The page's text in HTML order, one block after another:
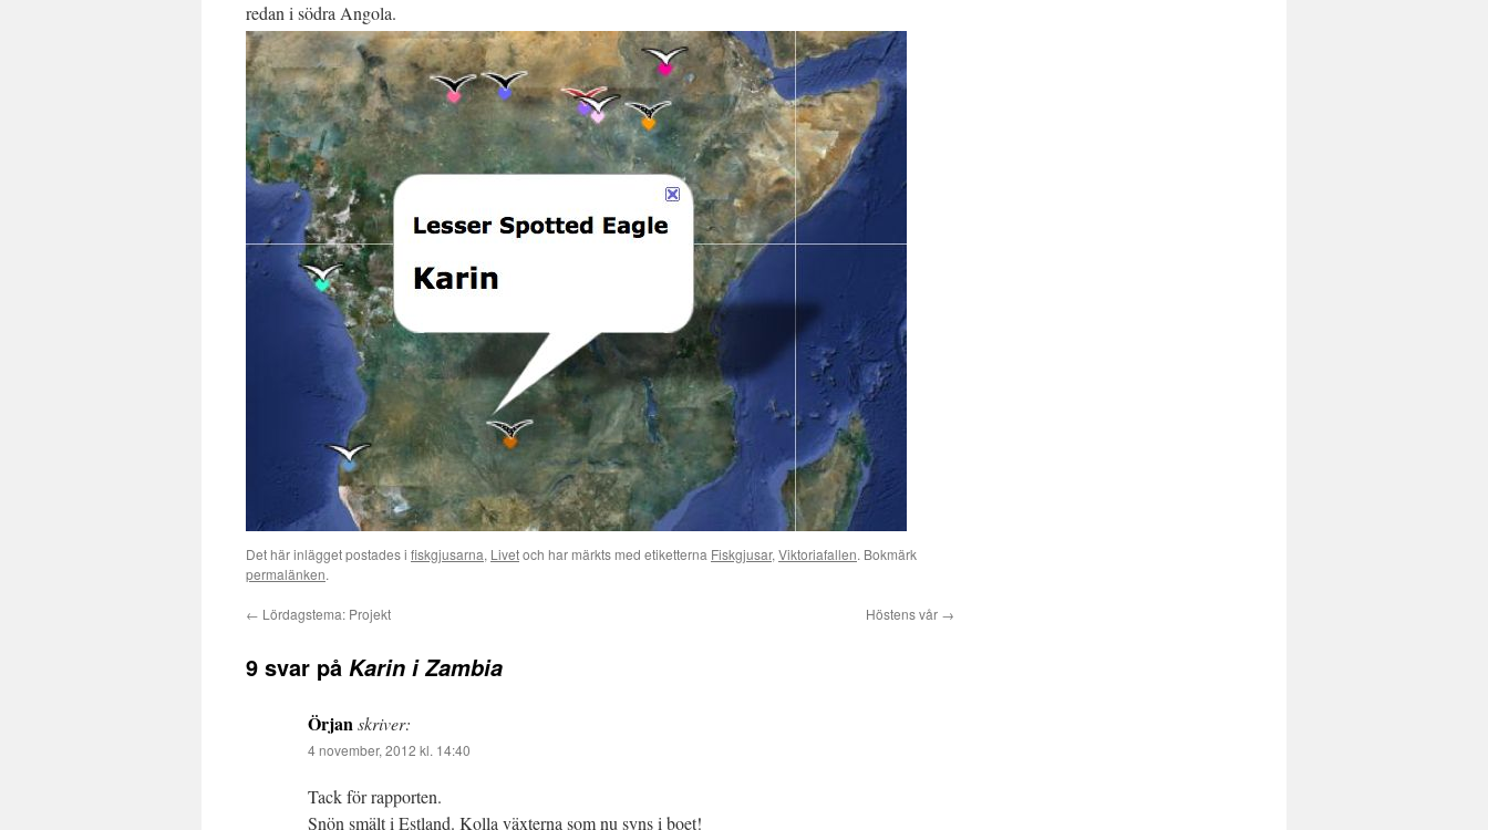
redan i södra Angola.
Det här inlägget postades i fiskgjusarna, Livetoch har märkts med etiketterna Fiskgjusar, Viktoriafallen. Bokmärk
permalänken.
← Lördagstema: Projekt Höstens vår →
9 svar på Karin i Zambia
Örjanskriver:
4 november, 2012 kl. 14:40
Tack för rapporten.
Snön smält i Estland. Kolla växterna som nu syns i boet!